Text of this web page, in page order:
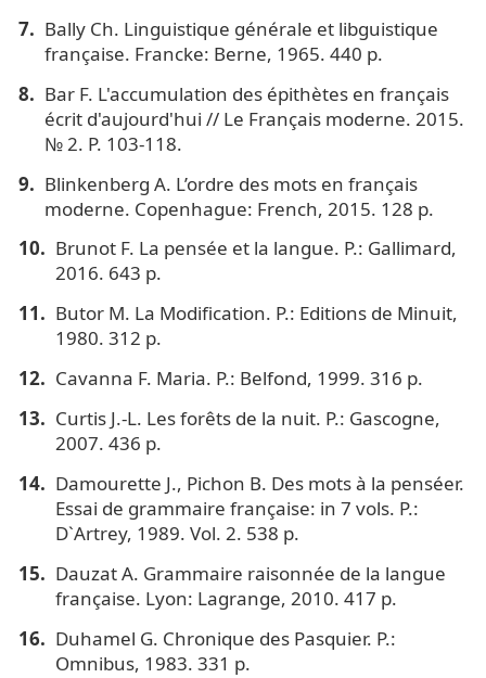
Bally Ch. Linguistique générale et libguistique
française. Francke: Berne, 1965. 440 p.
Bar F. L'accumulation des épithètes en français
écrit d'aujourd'hui // Le Français moderne. 2015.
№ 2. Р. 103-118.
Blinkenberg A. L’ordre des mots en français
moderne. Copenhague: French, 2015. 128 p.
Brunot F. La pensée et la langue. P.: Gallimard,
2016. 643 p.
Butor M. La Modification. P.: Editions de Minuit,
1980. 312 p.
Cavanna F. Maria. P.: Belfond, 1999. 316 p.
Curtis J.-L. Les forêts de la nuit. P.: Gascogne,
2007. 436 p.
Damourette J., Pichon B. Des mots à la penséer.
Essai de grammaire française: in 7 vols. P.:
D`Artrey, 1989. Vol. 2. 538 p.
Dauzat A. Grammaire raisonnée de la langue
française. Lyon: Lagrange, 2010. 417 p.
Duhamel G. Chronique des Pasquier. P.:
Omnibus, 1983. 331 p.